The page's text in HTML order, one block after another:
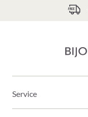
Service